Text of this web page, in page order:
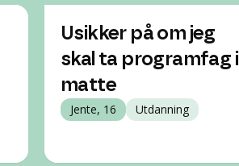
Usikker på om jeg
skal ta programfag i
matte
Jente, 16 Utdanning